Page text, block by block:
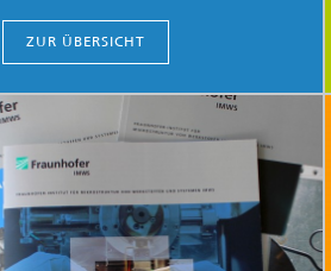
ZUR ÜBERSICHT